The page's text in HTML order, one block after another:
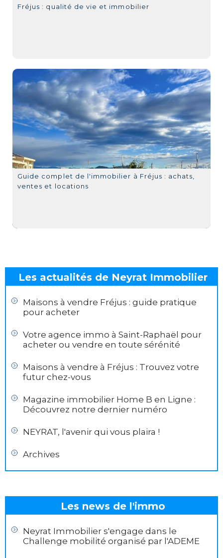
Fréjus : qualité de vie et immobilier
Guide complet de l'immobilier à Fréjus : achats,
ventes et locations
Les actualités de Neyrat Immobilier
Maisons à vendre Fréjus : guide pratique
pour acheter
Votre agence immo à Saint-Raphaël pour
acheter ou vendre en toute sérénité
Maisons à vendre à Fréjus : Trouvez votre
futur chez-vous
Magazine immobilier Home B en Ligne :
Découvrez notre dernier numéro
NEYRAT, l'avenir qui vous plaira !
Archives
Les news de l'immo
Neyrat Immobilier s'engage dans le
Challenge mobilité organisé par l'ADEME